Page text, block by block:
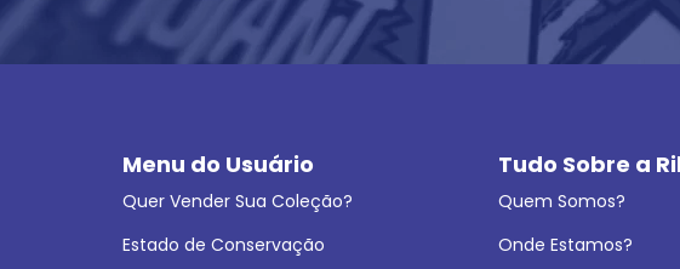
Menu do Usuário
Quer Vender Sua Coleção?
Estado de Conservação
Tudo Sobre a
Quem Somos?
Onde Estamos?